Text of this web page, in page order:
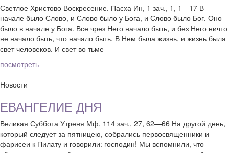
Светлое Христово Воскресение. Пасха Ин, 1 зач., 1, 1—17 В
начале было Слово, и Слово было у Бога, и Слово было Бог. Оно
было в начале у Бога. Все чрез Него начало быть, и без Него ничто
не начало быть, что начало быть. В Нем была жизнь, и жизнь была
свет человеков. И свет во тьме
посмотреть
Новости
ЕВАНГЕЛИЕ ДНЯ
Великая Суббота Утреня Мф, 114 зач., 27, 62—66 На другой день,
который следует за пятницею, собрались первосвященники и
фарисеи к Пилату и говорили: господин! Мы вспомнили, что